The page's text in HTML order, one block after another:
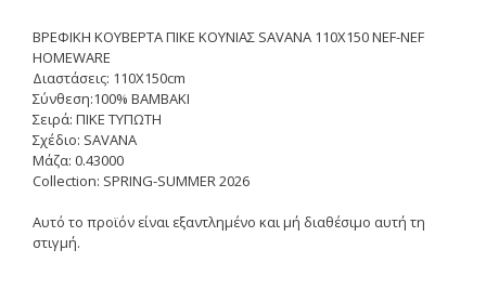
ΒΡΕΦΙΚΗ ΚΟΥΒΕΡΤΑ ΠΙΚΕ ΚΟΥΝΙΑΣ SAVANA 110X150 NEF-NEF
HOMEWARE
Διαστάσεις: 110X150cm
Σύνθεση:100% BAMBAKI
Σειρά: ΠΙΚΕ ΤΥΠΩΤΗ
Σχέδιο: SAVANA
Μάζα: 0.43000
Collection: SPRING-SUMMER 2026
Αυτό το προϊόν είναι εξαντλημένο και μή διαθέσιμο αυτή τη
στιγμή.